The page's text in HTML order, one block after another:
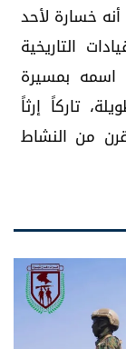
خسارة لأحد
التاريخية
اسمه بمسيرة
تاركاً إرثاً
من النشاط